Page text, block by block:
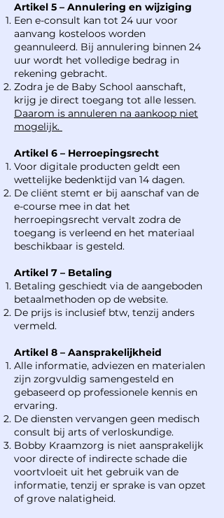
Artikel 5 – Annulering en wijziging
Een e-consult kan tot 24 uur voor
aanvang kosteloos worden
geannuleerd. Bij annulering binnen 24
uur wordt het volledige bedrag in
rekening gebracht.
Zodra je de Baby School aanschaft,
krijg je direct toegang tot alle lessen.
Daarom is annuleren na aankoop niet
mogelijk.
Artikel 6 – Herroepingsrecht
Voor digitale producten geldt een
wettelijke bedenktijd van 14 dagen.
De cliënt stemt er bij aanschaf van de
e-course mee in dat het
herroepingsrecht vervalt zodra de
toegang is verleend en het materiaal
beschikbaar is gesteld.
Artikel 7 – Betaling
Betaling geschiedt via de aangeboden
betaalmethoden op de website.
De prijs is inclusief btw, tenzij anders
vermeld.
Artikel 8 – Aansprakelijkheid
Alle informatie, adviezen en materialen
zijn zorgvuldig samengesteld en
gebaseerd op professionele kennis en
ervaring.
De diensten vervangen geen medisch
consult bij arts of verloskundige.
Bobby Kraamzorg is niet aansprakelijk
voor directe of indirecte schade die
voortvloeit uit het gebruik van de
informatie, tenzij er sprake is van opzet
of grove nalatigheid.